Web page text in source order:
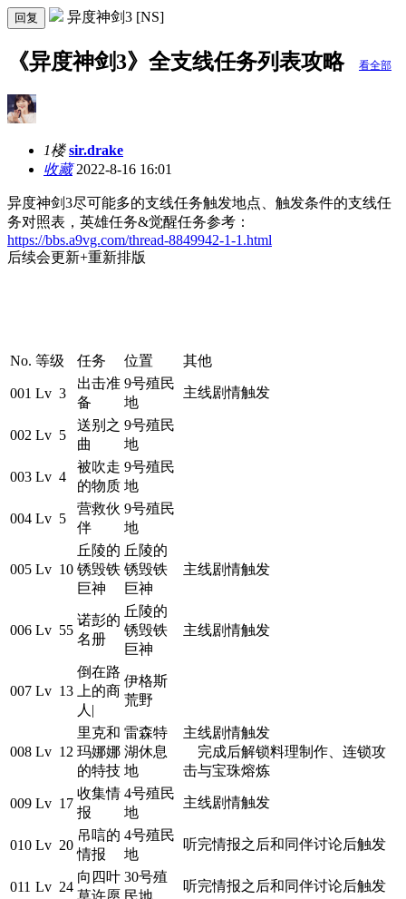
回复 异度神剑3 [NS]
《异度神剑3》全支线任务列表攻略 看全部
1楼 sir.drake
收藏2022-8-16 16:01
异度神剑3尽可能多的支线任务触发地点、触发条件的支线任
务对照表，英雄任务&觉醒任务参考：
https://bbs.a9vg.com/thread-8849942-1-1.html
后续会更新+重新排版
No. 等级 任务 位置 其他
001 Lv 3
出击准
备
9号殖民
地
主线剧情触发
002 Lv 5
送别之
曲
9号殖民
地
003 Lv 4
被吹走
的物质
9号殖民
地
004 Lv 5
营救伙
伴
9号殖民
地
005 Lv 10
丘陵的
锈毁铁
巨神
丘陵的
锈毁铁
巨神
主线剧情触发
006 Lv 55
诺彭的
名册
丘陵的
锈毁铁
巨神
主线剧情触发
007 Lv 13
倒在路
上的商
人|
伊格斯
荒野
008 Lv 12
里克和
玛娜娜
的特技
雷森特
湖休息
地
主线剧情触发
完成后解锁料理制作、连锁攻
击与宝珠熔炼
009 Lv 17
收集情
报
4号殖民
地
主线剧情触发
010 Lv 20
吊唁的
情报
4号殖民
地
听完情报之后和同伴讨论后触发
011 Lv 24
向四叶
草许愿
30号殖
民地
听完情报之后和同伴讨论后触发